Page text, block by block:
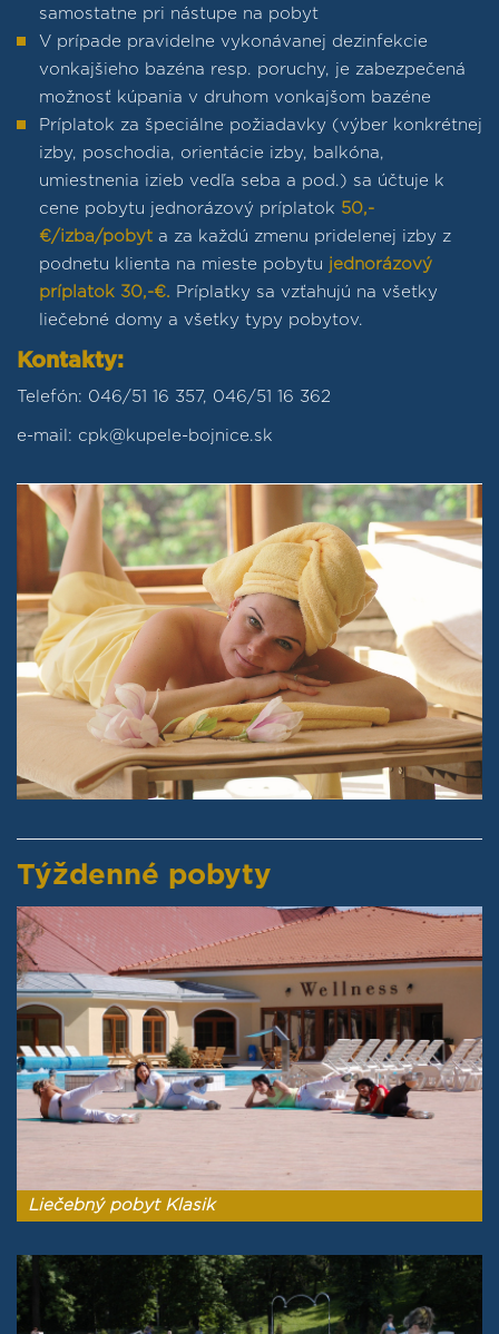
samostatne pri nástupe na pobyt
V prípade pravidelne vykonávanej dezinfekcie
vonkajšieho bazéna resp. poruchy, je zabezpečená
možnosť kúpania v druhom vonkajšom bazéne
Príplatok za špeciálne požiadavky (výber konkrétnej
izby, poschodia, orientácie izby, balkóna,
umiestnenia izieb vedľa seba a pod.) sa účtuje k
cene pobytu jednorázový príplatok 50,-
€/izba/pobyt ​a za každú zmenu pridelenej izby z
podnetu klienta na mieste pobytu jednorázový
príplatok 30,-€. ​ Príplatky sa vzťahujú na všetky
liečebné domy a všetky typy pobytov.
Kontakty:
Telefón: 046/51 16 357, 046/51 16 362
e-mail: cpk@kupele-bojnice.sk
Týždenné pobyty
Liečebný pobyt Klasik